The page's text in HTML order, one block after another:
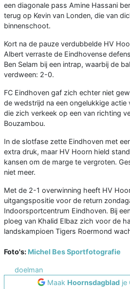
een diagonale pass Amine Hassani
terug op Kevin van Londen, die van
binnenschoot.
Kort na de pauze verdubbelde HV
Albert verraste de Eindhovense
Ben Selam bij een intrap, waarbij de
verdween: 2-0.
FC Eindhoven gaf zich echter niet
de wedstrijd na een ongelukkige actie
die zich verkeek op een van richting
Bouzambou.
In de slotfase zette Eindhoven met
extra druk, maar HV Hoorn hield
kansen om de marge te vergroten.
niet meer.
Met de 2-1 overwinning heeft HV
uitgangspositie voor de return
Indoorsportcentrum Eindhoven. Bij
ploeg van Khalid Elbaz zich voor de
landskampioen Tigers Roermond
Foto's: Michel Bes Sportfotografie
doelman
Maak Hoornsdagbladje